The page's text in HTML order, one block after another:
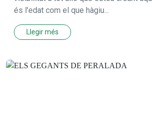
és l'edat com el que hàgiu...
Llegir més